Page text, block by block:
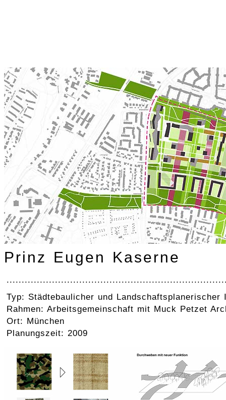
Prinz Eugen Kaserne
Typ: Städtebaulicher und Landschaftsplanerischer
Rahmen: Arbeitsgemeinschaft mit Muck Petzet
Ort: München
Planungszeit: 2009